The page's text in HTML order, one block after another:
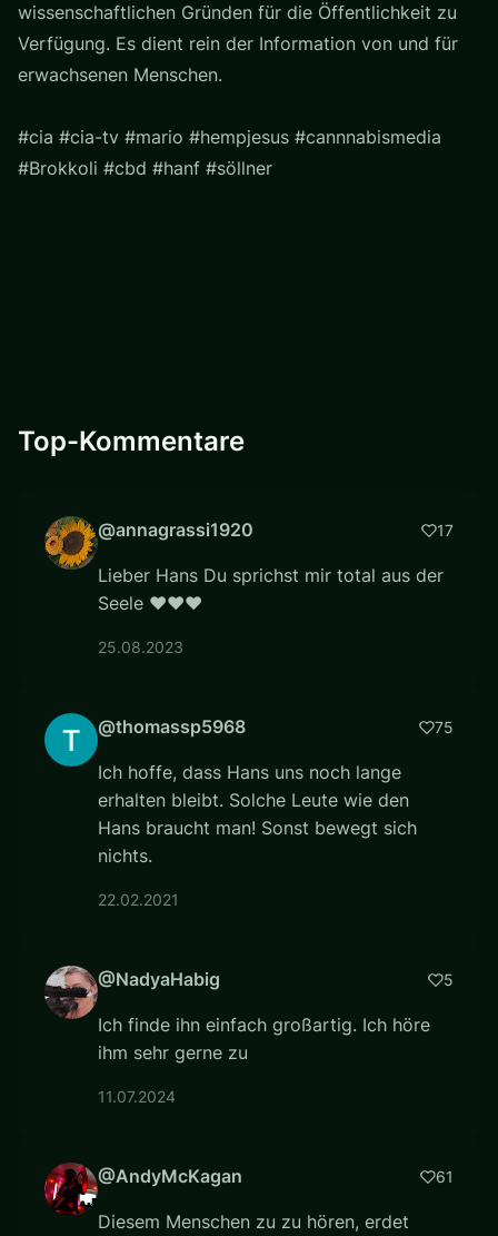
wissenschaftlichen Gründen für die Öffentlichkeit zu
Verfügung. Es dient rein der Information von und für
erwachsenen Menschen.
#cia #cia-tv #mario #hempjesus #cannnabismedia
#Brokkoli #cbd #hanf #söllner
Top-Kommentare
@annagrassi1920 17
Lieber Hans Du sprichst mir total aus der
Seele ❤❤❤
25.08.2023
@thomassp5968 75
Ich hoffe, dass Hans uns noch lange
erhalten bleibt. Solche Leute wie den
Hans braucht man! Sonst bewegt sich
nichts.
22.02.2021
@NadyaHabig 5
Ich finde ihn einfach großartig. Ich höre
ihm sehr gerne zu
11.07.2024
@AndyMcKagan 61
Diesem Menschen zu zu hören, erdet